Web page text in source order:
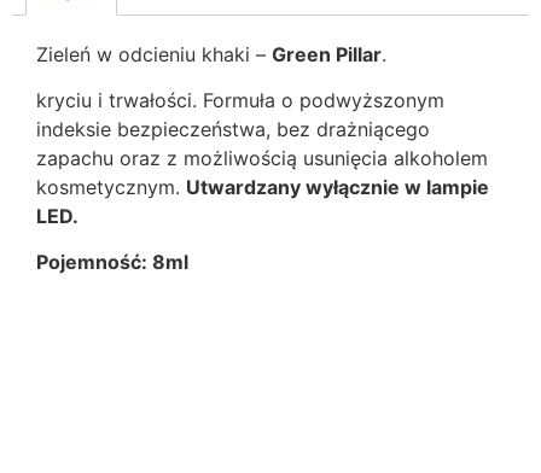
Zieleń w odcieniu khaki – Green Pillar.
kryciu i trwałości. Formuła o podwyższonym
indeksie bezpieczeństwa, bez drażniącego
zapachu oraz z możliwością usunięcia alkoholem
kosmetycznym. Utwardzany wyłącznie w lampie
LED.
Pojemność: 8ml